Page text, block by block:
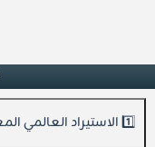
1️⃣ الاستيراد العالمي المعتمد